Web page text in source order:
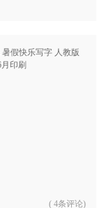
( 4条评论)